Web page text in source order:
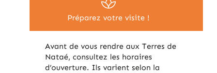
Préparez votre visite !
Avant de vous rendre aux Terres de
Nataé, consultez les horaires
d’ouverture. Ils varient selon la